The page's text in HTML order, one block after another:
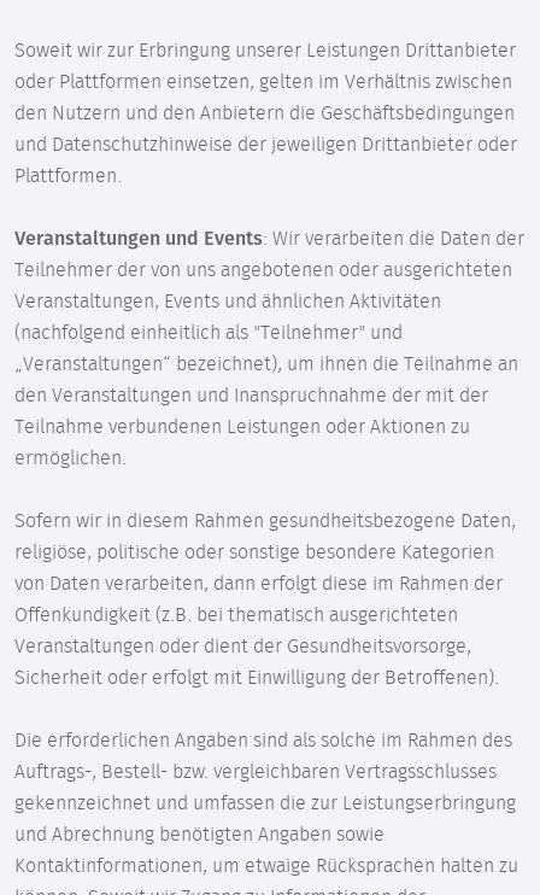
Soweit wir zur Erbringung unserer Leistungen Drittanbieter
oder Plattformen einsetzen, gelten im Verhältnis zwischen
den Nutzern und den Anbietern die Geschäftsbedingungen
und Datenschutzhinweise der jeweiligen Drittanbieter oder
Plattformen.
Veranstaltungen und Events: Wir verarbeiten die Daten der
Teilnehmer der von uns angebotenen oder ausgerichteten
Veranstaltungen, Events und ähnlichen Aktivitäten
(nachfolgend einheitlich als "Teilnehmer" und
„Veranstaltungen“ bezeichnet), um ihnen die Teilnahme an
den Veranstaltungen und Inanspruchnahme der mit der
Teilnahme verbundenen Leistungen oder Aktionen zu
ermöglichen.
Sofern wir in diesem Rahmen gesundheitsbezogene Daten,
religiöse, politische oder sonstige besondere Kategorien
von Daten verarbeiten, dann erfolgt diese im Rahmen der
Offenkundigkeit (z.B. bei thematisch ausgerichteten
Veranstaltungen oder dient der Gesundheitsvorsorge,
Sicherheit oder erfolgt mit Einwilligung der Betroffenen).
Die erforderlichen Angaben sind als solche im Rahmen des
Auftrags-, Bestell- bzw. vergleichbaren Vertragsschlusses
gekennzeichnet und umfassen die zur Leistungserbringung
und Abrechnung benötigten Angaben sowie
Kontaktinformationen, um etwaige Rücksprachen halten zu